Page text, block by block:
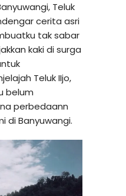
Teluk
cerita asri
tak sabar
kaki di surga
Teluk IIjo,
belum
perbedaann
di Banyuwangi.